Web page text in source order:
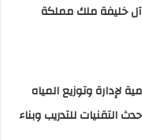
خليفة ملك مملكة
لإدارة وتوزيع المياه
التقنيات للتدريب وبناء